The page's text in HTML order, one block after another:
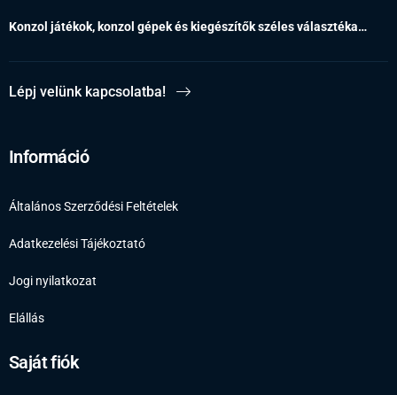
Konzol játékok, konzol gépek és kiegészítők széles választéka…
Lépj velünk kapcsolatba!
Információ
Általános Szerződési Feltételek
Adatkezelési Tájékoztató
Jogi nyilatkozat
Elállás
Saját fiók